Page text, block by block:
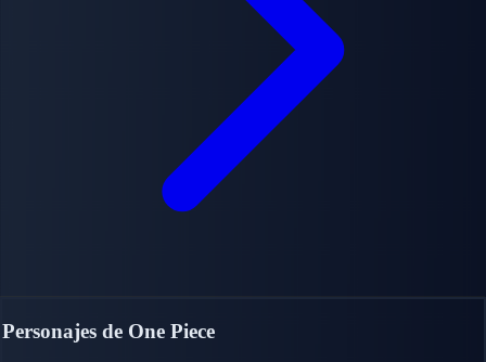
Personajes de One Piece